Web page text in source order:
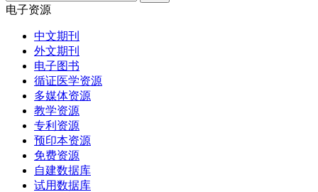
电子资源
中文期刊
外文期刊
电子图书
循证医学资源
多媒体资源
教学资源
专利资源
预印本资源
免费资源
自建数据库
试用数据库